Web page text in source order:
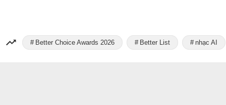
Better Choice Awards 2026 Better List nhạc AI